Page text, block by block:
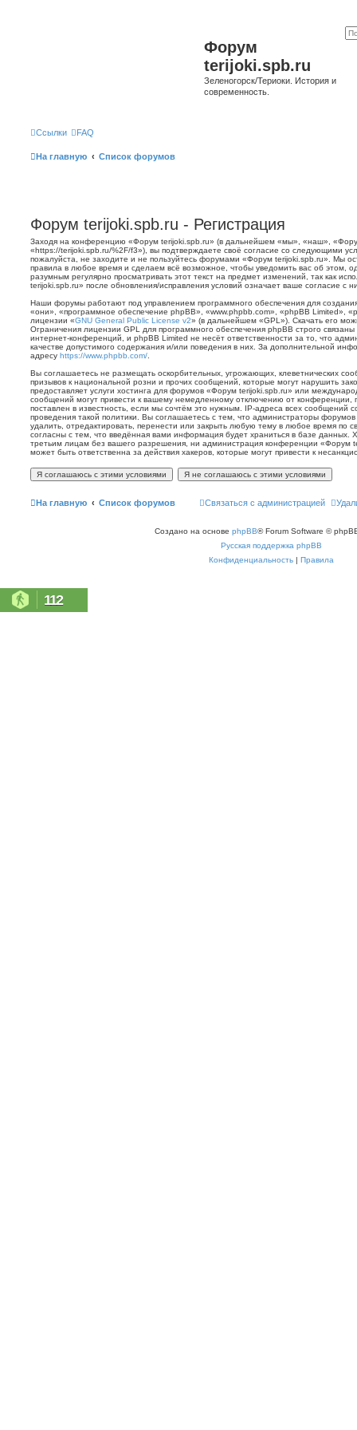
Форум
terijoki.spb.ru
Зеленогорск/Териоки. История и
современность.
Ссылки FAQ
На главную Список форумов
Форум terijoki.spb.ru - Регистрация
Заходя на конференцию «Форум terijoki.spb.ru» (в дальнейшем «мы», «наш»,
«https://terijoki.spb.ru/%2F/f3»), вы подтверждаете своё согласие со следующими
пожалуйста, не заходите и не пользуйтесь форумами «Форум terijoki.spb.ru». Мы
правила в любое время и сделаем всё возможное, чтобы уведомить вас об этом,
разумным регулярно просматривать этот текст на предмет изменений, так как
terijoki.spb.ru» после обновления/исправления условий означает ваше согласие с
Наши форумы работают под управлением программного обеспечения для
«они», «программное обеспечение phpBB», «www.phpbb.com», «phpBB Limited»,
лицензии «GNU General Public License v2» (в дальнейшем «GPL»). Скачать его
Ограничения лицензии GPL для программного обеспечения phpBB строго
интернет-конференций, и phpBB Limited не несёт ответственности за то, что
качестве допустимого содержания и/или поведения в них. За дополнительной
адресу https://www.phpbb.com/
Вы соглашаетесь не размещать оскорбительных, угрожающих, клеветнических
призывов к национальной розни и прочих сообщений, которые могут нарушить
предоставляет услуги хостинга для форумов «Форум terijoki.spb.ru» или
сообщений могут привести к вашему немедленному отключению от конференции,
поставлен в известность, если мы сочтём это нужным. IP-адреса всех сообщений
проведения такой политики. Вы соглашаетесь с тем, что администраторы
удалить, отредактировать, перенести или закрыть любую тему в любое время по
согласны с тем, что введённая вами информация будет храниться в базе данных.
третьим лицам без вашего разрешения, ни администрация конференции «Форум
может быть ответственна за действия хакеров, которые могут привести к
На главную Список форумов Связаться с администрацией
Создано на основе phpBB® Forum Software ©
Русская поддержка phpBB
Конфиденциальность | Правила
112